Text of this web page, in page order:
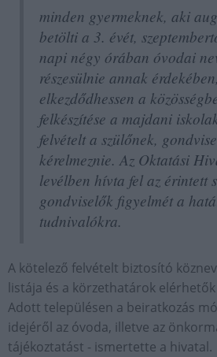
minden gyermeknek, aki
betölti a 3. évét,
napi négy órában óvodai
részesülnie annak
elkezdődhessen a
felkészítése a majdani
felvételt a szülőnek,
kérelmeznie. Az Oktatási
levélben hívta fel az érintett
gondviselők figyelmét a
tudnivalókra.
A kötelező felvételt biztosító
listája és a körzethatárok
Adott településen a beiratkozás
idejéről az óvoda, illetve az
tájékoztatást - ismertette a hivatal.